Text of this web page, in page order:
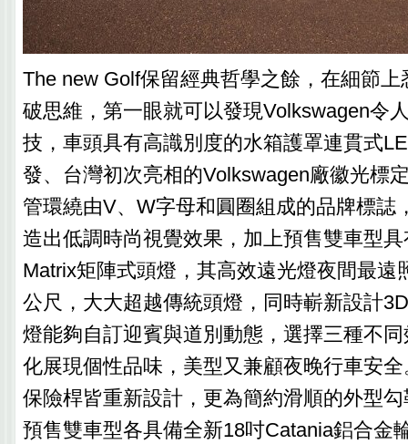
The new Golf保留經典哲學之餘，在細節
破思維，第一眼就可以發現Volkswagen令
技，車頭具有高識別度的水箱護罩連貫式
發、台灣初次亮相的Volkswagen廠徽光標
管環繞由V、W字母和圓圈組成的品牌標誌
造出低調時尚視覺效果，加上預售雙車型
Matrix矩陣式頭燈，其高效遠光燈夜間最遠
公尺，大大超越傳統頭燈，同時嶄新設計
燈能夠自訂迎賓與道別動態，選擇三種不
化展現個性品味，美型又兼顧夜晚行車安
保險桿皆重新設計，更為簡約滑順的外型
預售雙車型各具備全新18吋Catania鋁合金